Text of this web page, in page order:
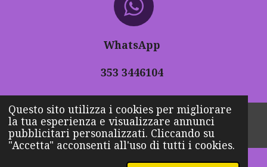
Questo sito utilizza i cookies per migliorare
la tua esperienza e visualizzare annunci
pubblicitari personalizzati. Cliccando su
"Accetta" acconsenti all'uso di tutti i cookies.
WhatsApp
353 3446104
© 2024 - 2026 THUNDER ROCK
Fornito daWebador